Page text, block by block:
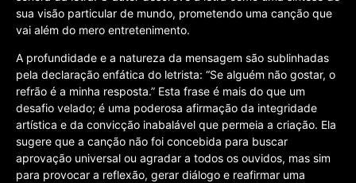
sua visão particular de mundo, prometendo uma canção que
vai além do mero entretenimento.
A profundidade e a natureza da mensagem são sublinhadas
pela declaração enfática do letrista: “Se alguém não gostar, o
refrão é a minha resposta.” Esta frase é mais do que um
desafio velado; é uma poderosa afirmação da integridade
artística e da convicção inabalável que permeia a criação. Ela
sugere que a canção não foi concebida para buscar
aprovação universal ou agradar a todos os ouvidos, mas sim
para provocar a reflexão, gerar diálogo e reafirmar uma